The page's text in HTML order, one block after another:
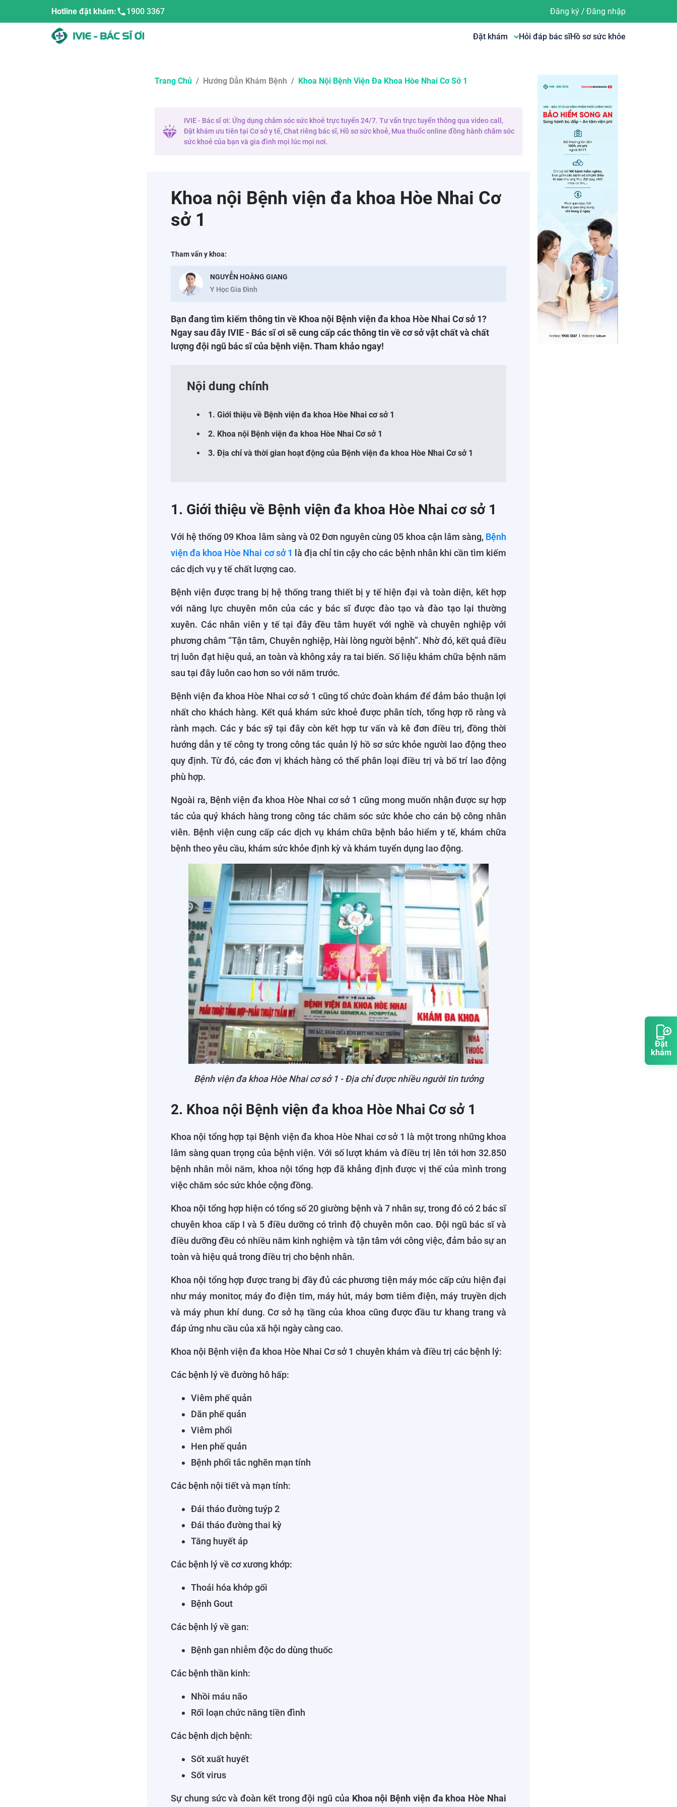
Đặt
khám
Hotline đặt khám: 1900 3367 Đăng ký/ Đăng nhập
Đặt khám Hỏi đáp bác sĩHồ sơ sức khỏe
Trang Chủ / Hướng Dẫn Khám Bệnh / Khoa Nội Bệnh Viện Đa Khoa Hòe Nhai Cơ Sở 1
IVIE - Bác sĩ ơi: Ứng dụng chăm sóc sức khoẻ trực tuyến 24/7. Tư vấn trực tuyến thông qua video call,
Đặt khám ưu tiên tại Cơ sở y tế, Chat riêng bác sĩ, Hồ sơ sức khoẻ, Mua thuốc online đồng hành chăm sóc
sức khoẻ của bạn và gia đình mọi lúc mọi nơi.
Khoa nội Bệnh viện đa khoa Hòe Nhai Cơ
sở 1
Tham vấn y khoa:
NGUYỄN HOÀNG GIANG
Y Học Gia Đình
Bạn đang tìm kiếm thông tin về Khoa nội Bệnh viện đa khoa Hòe Nhai Cơ sở 1?
Ngay sau đây IVIE - Bác sĩ ơi sẽ cung cấp các thông tin về cơ sở vật chất và chất
lượng đội ngũ bác sĩ của bệnh viện. Tham khảo ngay!
Nội dung chính
1. Giới thiệu về Bệnh viện đa khoa Hòe Nhai cơ sở 1
2. Khoa nội Bệnh viện đa khoa Hòe Nhai Cơ sở 1
3. Địa chỉ và thời gian hoạt động của Bệnh viện đa khoa Hòe Nhai Cơ sở 1
1. Giới thiệu về Bệnh viện đa khoa Hòe Nhai cơ sở 1
Với hệ thống 09 Khoa lâm sàng và 02 Đơn nguyên cùng 05 khoa cận lâm sàng, Bệnh
viện đa khoa Hòe Nhai cơ sở 1 là địa chỉ tin cậy cho các bệnh nhân khi cần tìm kiếm
các dịch vụ y tế chất lượng cao.
Bệnh viện được trang bị hệ thống trang thiết bị y tế hiện đại và toàn diện, kết hợp
với năng lực chuyên môn của các y bác sĩ được đào tạo và đào tạo lại thường
xuyên. Các nhân viên y tế tại đây đều tâm huyết với nghề và chuyên nghiệp với
phương châm “Tận tâm, Chuyên nghiệp, Hài lòng người bệnh”. Nhờ đó, kết quả điều
trị luôn đạt hiệu quả, an toàn và không xảy ra tai biến. Số liệu khám chữa bệnh năm
sau tại đây luôn cao hơn so với năm trước.
Bệnh viện đa khoa Hòe Nhai cơ sở 1 cũng tổ chức đoàn khám để đảm bảo thuận lợi
nhất cho khách hàng. Kết quả khám sức khoẻ được phân tích, tổng hợp rõ ràng và
rành mạch. Các y bác sỹ tại đây còn kết hợp tư vấn và kê đơn điều trị, đồng thời
hướng dẫn y tế công ty trong công tác quản lý hồ sơ sức khỏe người lao động theo
quy định. Từ đó, các đơn vị khách hàng có thể phân loại điều trị và bố trí lao động
phù hợp.
Ngoài ra, Bệnh viện đa khoa Hòe Nhai cơ sở 1 cũng mong muốn nhận được sự hợp
tác của quý khách hàng trong công tác chăm sóc sức khỏe cho cán bộ công nhân
viên. Bệnh viện cung cấp các dịch vụ khám chữa bệnh bảo hiểm y tế, khám chữa
bệnh theo yêu cầu, khám sức khỏe định kỳ và khám tuyển dụng lao động.
Bệnh viện đa khoa Hòe Nhai cơ sở 1 - Địa chỉ được nhiều người tin tưởng
2. Khoa nội Bệnh viện đa khoa Hòe Nhai Cơ sở 1
Khoa nội tổng hợp tại Bệnh viện đa khoa Hòe Nhai cơ sở 1 là một trong những khoa
lâm sàng quan trọng của bệnh viện. Với số lượt khám và điều trị lên tới hơn 32.850
bệnh nhân mỗi năm, khoa nội tổng hợp đã khẳng định được vị thế của mình trong
việc chăm sóc sức khỏe cộng đồng.
Khoa nội tổng hợp hiện có tổng số 20 giường bệnh và 7 nhân sự, trong đó có 2 bác sĩ
chuyên khoa cấp I và 5 điều dưỡng có trình độ chuyên môn cao. Đội ngũ bác sĩ và
điều dưỡng đều có nhiều năm kinh nghiệm và tận tâm với công việc, đảm bảo sự an
toàn và hiệu quả trong điều trị cho bệnh nhân.
Khoa nội tổng hợp được trang bị đầy đủ các phương tiện máy móc cấp cứu hiện đại
như máy monitor, máy đo điện tim, máy hút, máy bơm tiêm điện, máy truyền dịch
và máy phun khí dung. Cơ sở hạ tầng của khoa cũng được đầu tư khang trang và
đáp ứng nhu cầu của xã hội ngày càng cao.
Khoa nội Bệnh viện đa khoa Hòe Nhai Cơ sở 1 chuyên khám và điều trị các bệnh lý:
Các bệnh lý về đường hô hấp:
Viêm phế quản
Dãn phế quản
Viêm phổi
Hen phế quản
Bệnh phổi tắc nghẽn mạn tính
Các bệnh nội tiết và mạn tính:
Đái tháo đường tuýp 2
Đái tháo đường thai kỳ
Tăng huyết áp
Các bệnh lý về cơ xương khớp:
Thoái hóa khớp gối
Bệnh Gout
Các bệnh lý về gan:
Bệnh gan nhiễm độc do dùng thuốc
Các bệnh thần kinh:
Nhồi máu não
Rối loạn chức năng tiền đình
Các bệnh dịch bệnh:
Sốt xuất huyết
Sốt virus
Sự chung sức và đoàn kết trong đội ngũ của Khoa nội Bệnh viện đa khoa Hòe Nhai